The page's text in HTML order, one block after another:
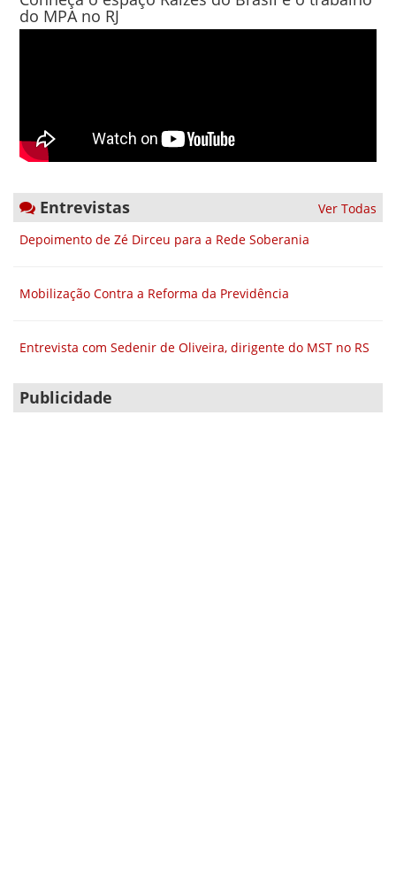
do MPA no RJ
Entrevistas Ver Todas
Depoimento de Zé Dirceu para a Rede Soberania
Mobilização Contra a Reforma da Previdência
Entrevista com Sedenir de Oliveira, dirigente do MST no RS
Publicidade